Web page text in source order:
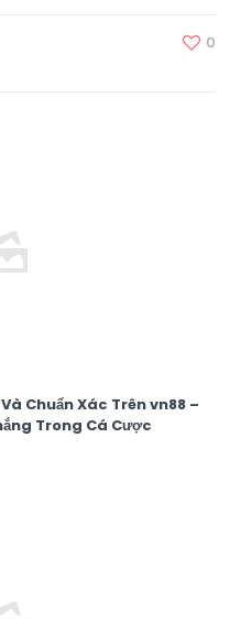
0
Chuẩn Xác Trên vn88 –
Trong Cá Cược